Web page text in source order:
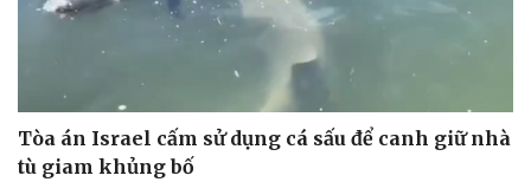
Tòa án Israel cấm sử dụng cá sấu để canh giữ nhà
tù giam khủng bố